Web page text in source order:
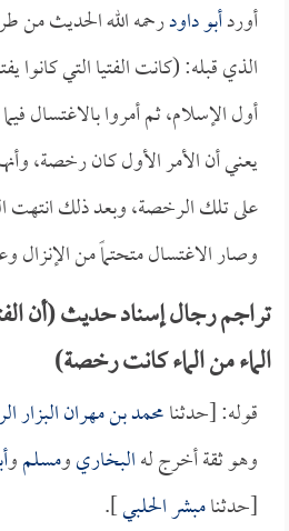
أوردأبو داودرحمه الله الحديث
الذي قبله: (كانت الفتيا التي كانوا
أول الإسلام، ثم أمروا بالاغتسال
يعني أن الأمر الأول كان رخصة،
على تلك الرخصة، وبعد ذلك
وصار الاغتسال متحتماً من الإنزال
تراجم رجال إسناد حديث (أن
الماء من الماء كانت رخصة)
قوله: [حدثنامحمد بن مهران البزار
وهو ثقة أخرج لهالبخاريومسلمو
[حدثنامبشر الحلبي].